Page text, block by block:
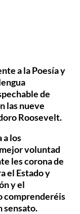
a la Poesía y
de
las nueve
Roosevelt.
a los
voluntad
les corona de
el Estado y
y el
comprenderéis
sensato.